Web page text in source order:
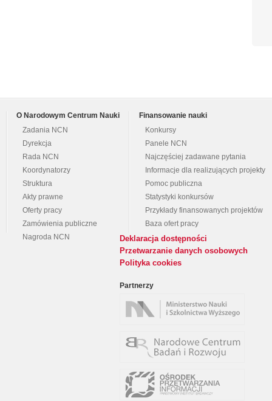
O Narodowym Centrum Nauki
Zadania NCN
Dyrekcja
Rada NCN
Koordynatorzy
Struktura
Akty prawne
Oferty pracy
Zamówienia publiczne
Nagroda NCN
Finansowanie nauki
Konkursy
Panele NCN
Najczęściej zadawane pytania
Informacje dla realizujących projekty
Pomoc publiczna
Statystyki konkursów
Przykłady finansowanych projektów
Baza ofert pracy
Deklaracja dostępności
Przetwarzanie danych osobowych
Polityka cookies
Partnerzy